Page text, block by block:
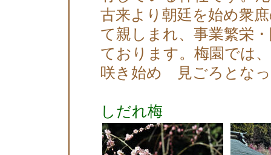
古来より朝廷を始め衆
て親しまれ、事業繁栄
ております。梅園では
咲き始め 見ごろとな
しだれ梅